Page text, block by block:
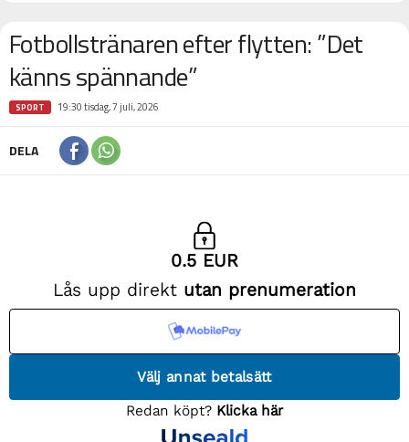
Fotbollstränaren efter flytten: ”Det
känns spännande”
SPORT 19:30 tisdag, 7 juli, 2026
DELA